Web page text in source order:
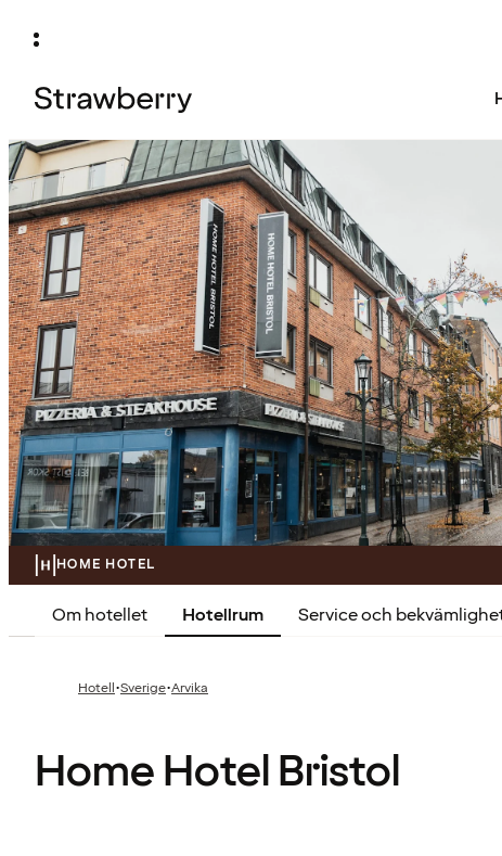
HOME HOTEL
Om hotellet Hotellrum Service och
Hotell·Sverige·Arvika
Home Hotel Bristol